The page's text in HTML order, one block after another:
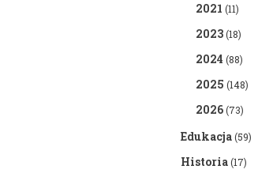
2021 (11)
2023(18)
2024 (88)
2025 (148)
2026(73)
Edukacja(59)
Historia(17)